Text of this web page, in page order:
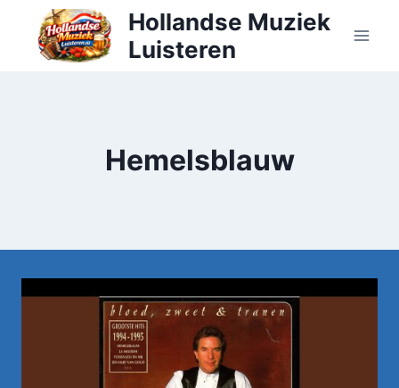
Doorgaan
inhoud
Hollandse Muziek
Luisteren
Hemelsblauw